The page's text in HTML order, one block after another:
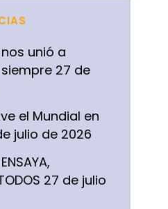
unió a
27 de
el Mundial en
julio de 2026
27 de julio